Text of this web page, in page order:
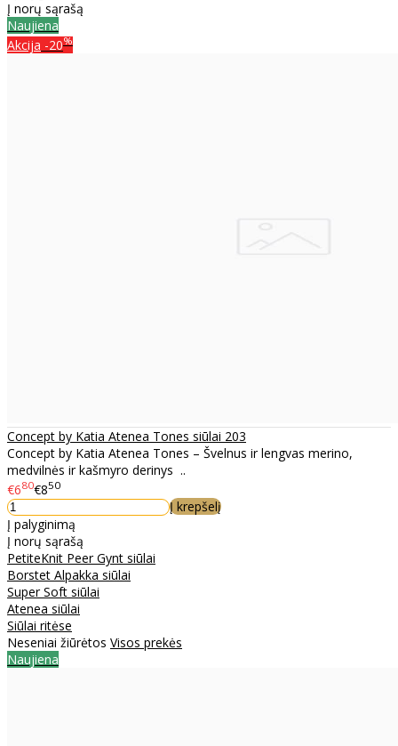
Į norų sąrašą
Naujiena
Akcija -20%
Concept by Katia Atenea Tones siūlai 203
Concept by Katia Atenea Tones – Švelnus ir lengvas merino,
medvilnės ir kašmyro derinys ..
€680€850
Į krepšelį
Į palyginimą
Į norų sąrašą
PetiteKnit Peer Gynt siūlai
Borstet Alpakka siūlai
Super Soft siūlai
Atenea siūlai
Siūlai ritėse
Neseniai žiūrėtos Visos prekės
Naujiena